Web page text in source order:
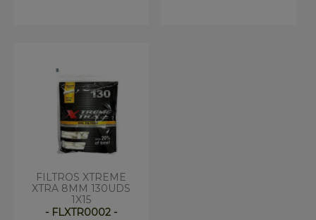
FILTROS XTREME
XTRA 8MM 130UDS
1X15
- FLXTR0002 -